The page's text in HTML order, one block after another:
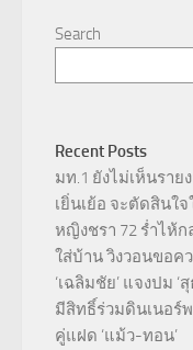
Search
Recent Posts
มท.1 ยังไม่เห็นราย
เยิ่นเย้อ จะตัดสินใจ
หญิงชรา 72 ร่ำไห้ก
ใส่บ้าน วิงวอนขอค
‘เฉลิมชัย’ แจงปม ‘
มีสิทธิ์ร่วมดินเนอร์
คู่แฝด ‘แม้ว-ทอน’